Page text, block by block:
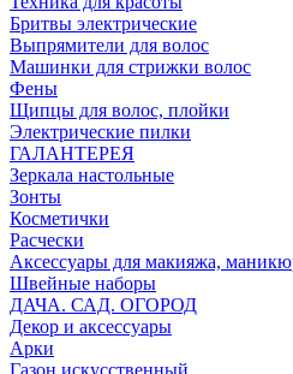
Бритвы электрические
Выпрямители для волос
Машинки для стрижки волос
Фены
Щипцы для волос, плойки
Электрические пилки
ГАЛАНТЕРЕЯ
Зеркала настольные
Зонты
Косметички
Расчески
Аксессуары для макияжа,
Швейные наборы
ДАЧА. САД. ОГОРОД
Декор и аксессуары
Арки
Газон искусственный